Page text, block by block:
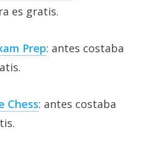
es gratis.
Prep: antes costaba
Chess: antes costaba